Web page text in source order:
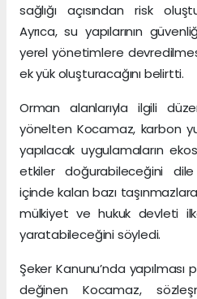
sağlığı açısından risk
Ayrıca, su yapılarının
yerel yönetimlere
ek yük oluşturacağını belirtti.
Orman alanlarıyla ilgili
yönelten Kocamaz, karbon
yapılacak uygulamaların
etkiler doğurabileceğini dile
içinde kalan bazı
mülkiyet ve hukuk devleti
yaratabileceğini söyledi.
Şeker Kanunu’nda
değinen Kocamaz,